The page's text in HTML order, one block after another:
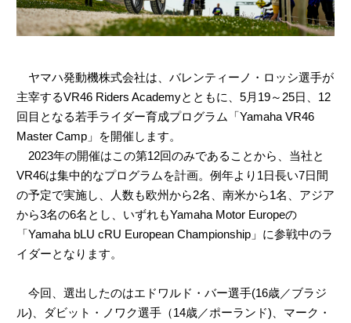
ヤマハ発動機株式会社は、バレンティーノ・ロッシ選手が
主宰するVR46 Riders Academyとともに、5月19～25日、12
回目となる若手ライダー育成プログラム「Yamaha VR46
Master Camp」を開催します。
2023年の開催はこの第12回のみであることから、当社と
VR46は集中的なプログラムを計画。例年より1日長い7日間
の予定で実施し、人数も欧州から2名、南米から1名、アジア
から3名の6名とし、いずれもYamaha Motor Europeの
「Yamaha bLU cRU European Championship」に参戦中のラ
イダーとなります。
今回、選出したのはエドワルド・バー選手(16歳／ブラジ
ル)、ダビット・ノワク選手（14歳／ポーランド)、マーク・